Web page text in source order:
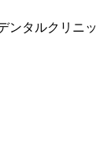
ンタルクリニッ